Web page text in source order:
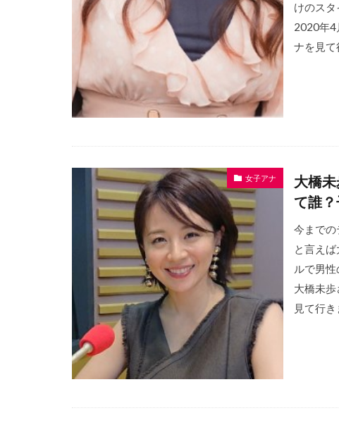
けのス
2020年4
ナを見て
女子アナ
大橋
て誰
今までの
と言え
ルで男
大橋未
見て行き